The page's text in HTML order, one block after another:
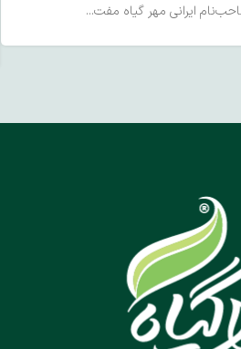
ایرانی مهر گیاه مفت...